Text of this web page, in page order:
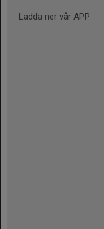
Ladda ner vår APP